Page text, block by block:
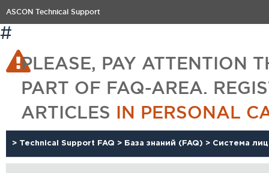
ASCON Technical Support
#
PLEASE, PAY ATTENTION
PART OF FAQ-AREA.
ARTICLES IN PERSONAL
> Technical Support FAQ > База знаний (FAQ) > Система